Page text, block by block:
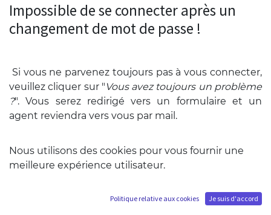
Impossible de se connecter après un
changement de mot de passe !
Si vous ne parvenez toujours pas à vous connecter,
veuillez cliquer sur " Vous avez toujours un problème
?". Vous serez redirigé vers un formulaire et un
agent reviendra vers vous par mail.
contacter directement notre support en cliquant
sur le bouton ci-dessous "Contacter le support
Nous utilisons des cookies pour vous fournir une
meilleure expérience utilisateur.
Politique relative aux cookies Je suis d'accord